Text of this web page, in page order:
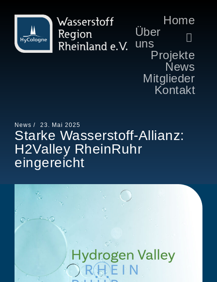
Home
Über
uns
Projekte
News
Mitglieder
Kontakt
News / 23. Mai 2025
Starke Wasserstoff-Allianz:
H2Valley RheinRuhr
eingereicht